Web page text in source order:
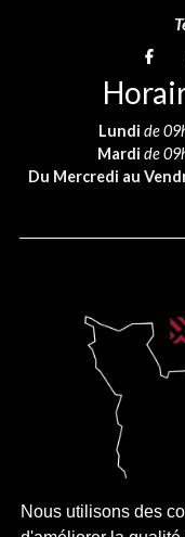
Nous utilisons des
Lundi de
Mardi de
Du Mercredi au